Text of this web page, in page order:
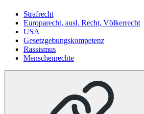
Strafrecht
Europarecht, ausl. Recht, Völkerrecht
USA
Gesetzgebungskompetenz
Rassismus
Menschenrechte